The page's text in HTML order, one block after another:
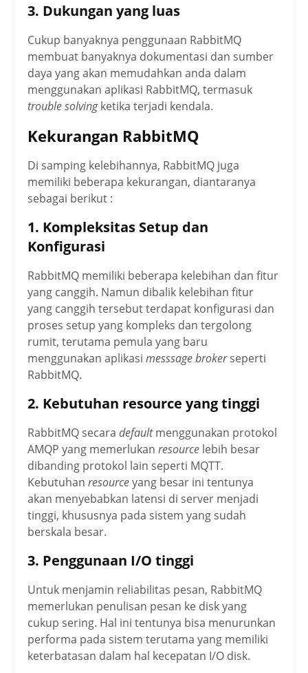
3. Dukungan yang luas
Cukup banyaknya penggunaan RabbitMQ
membuat banyaknya dokumentasi dan sumber
daya yang akan memudahkan anda dalam
menggunakan aplikasi RabbitMQ, termasuk
trouble solvingketika terjadi kendala.
Kekurangan RabbitMQ
Di samping kelebihannya, RabbitMQ juga
memiliki beberapa kekurangan, diantaranya
sebagai berikut :
1. Kompleksitas Setup dan
Konfigurasi
RabbitMQ memiliki beberapa kelebihan dan fitur
yang canggih. Namun dibalik kelebihan fitur
yang canggih tersebut terdapat konfigurasi dan
proses setup yang kompleks dan tergolong
rumit, terutama pemula yang baru
menggunakan aplikasi messsage brokerseperti
RabbitMQ.
2. Kebutuhan resource yang tinggi
RabbitMQ secara defaultmenggunakan protokol
AMQP yang memerlukan resource lebih besar
dibanding protokol lain seperti MQTT.
Kebutuhan resourceyang besar ini tentunya
akan menyebabkan latensi di server menjadi
tinggi, khususnya pada sistem yang sudah
berskala besar.
3. Penggunaan I/O tinggi
Untuk menjamin reliabilitas pesan, RabbitMQ
memerlukan penulisan pesan ke disk yang
cukup sering. Hal ini tentunya bisa menurunkan
performa pada sistem terutama yang memiliki
keterbatasan dalam hal kecepatan I/O disk.